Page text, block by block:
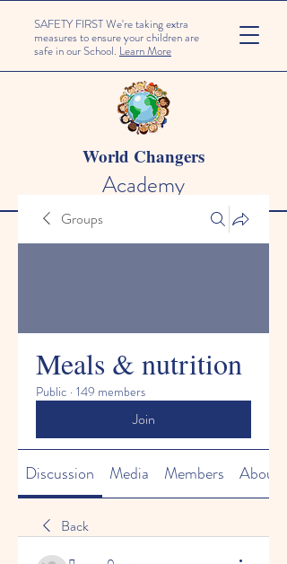
SAFETY FIRST We're taking extra
measures to ensure your children are
safe in our School. Learn More
World Changers
Academy
Groups
Meals & nutrition
Public · 149 members
Join
Discussion Media Members About
Back